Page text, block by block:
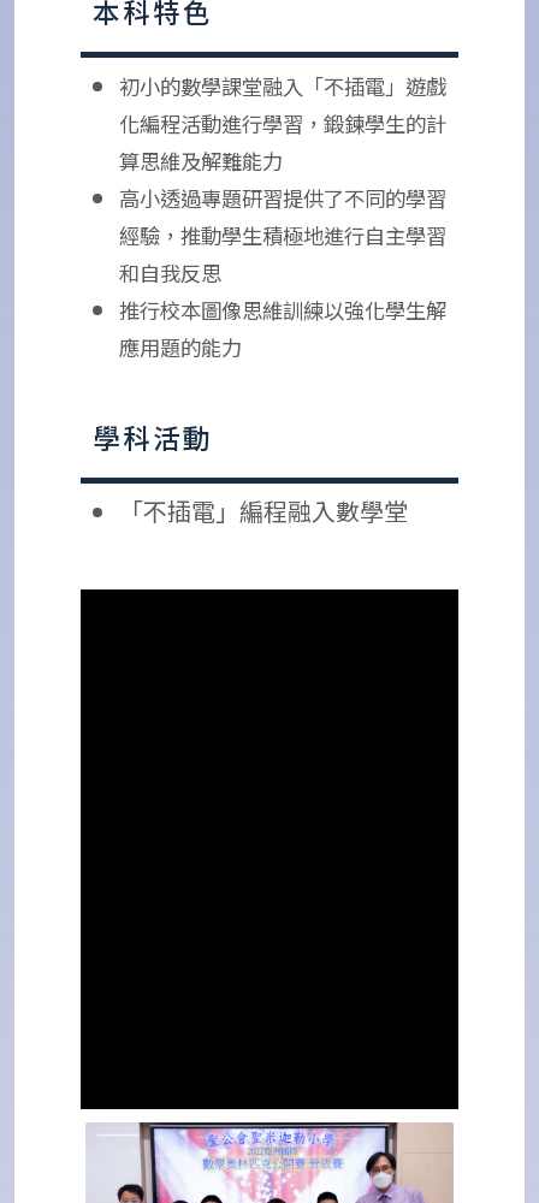
本科特色
初小的數學課堂融入「不插電」遊戲
化編程活動進行學習，鍛鍊學生的計
算思維及解難能力
高小透過專題研習提供了不同的學習
經驗，推動學生積極地進行自主學習
和自我反思
推行校本圖像思維訓練以強化學生解
應用題的能力
學科活動
「不插電」編程融入數學堂